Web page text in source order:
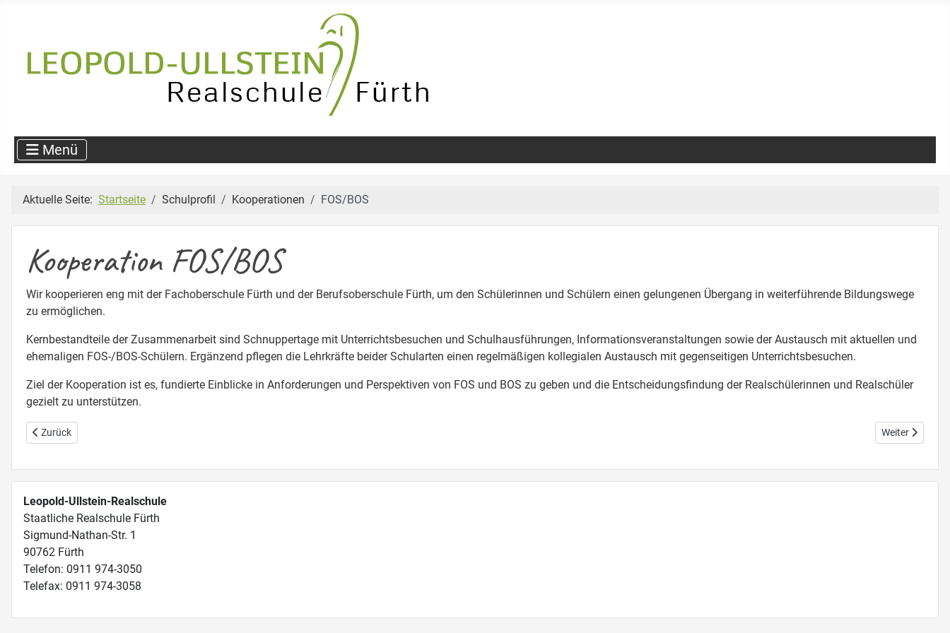
Aktuelle Seite: Startseite Schulprofil Kooperationen FOS/BOS
Kooperation FOS/BOS
Wir kooperieren eng mit der Fachoberschule Fürth und der Berufsoberschule Fürth, um den Schülerinnen und Schülern einen gelungenen Übergang in weiterführende Bildungswege
zu ermöglichen.
Kernbestandteile der Zusammenarbeit sind Schnuppertage mit Unterrichtsbesuchen und Schulhausführungen, Informationsveranstaltungen sowie der Austausch mit aktuellen und
ehemaligen FOS-/BOS-Schülern. Ergänzend pflegen die Lehrkräfte beider Schularten einen regelmäßigen kollegialen Austausch mit gegenseitigen Unterrichtsbesuchen.
Ziel der Kooperation ist es, fundierte Einblicke in Anforderungen und Perspektiven von FOS und BOS zu geben und die Entscheidungsfindung der Realschülerinnen und Realschüler
gezielt zu unterstützen.
Vorheriger Beitrag: KOMPASS
Zurück Nächster
Weiter
Leopold-Ullstein-Realschule
Staatliche Realschule Fürth
Sigmund-Nathan-Str. 1
90762 Fürth
Telefon: 0911 974-3050
Telefax: 0911 974-3058